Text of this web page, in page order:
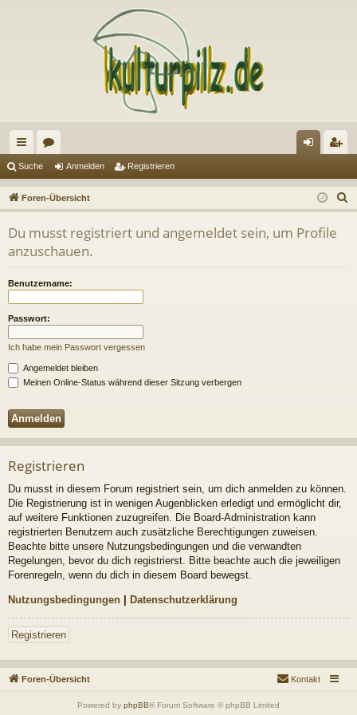
ch
ne
llz
ug
en m
el
de
ist
rie
re
Suche Anmelden Registrieren
Foren-Übersicht
u
Du musst registriert und angemeldet sein, um Profile
anzuschauen.
Benutzername:
Passwort:
Ich habe mein Passwort vergessen
Angemeldet bleiben
Meinen Online-Status während dieser Sitzung verbergen
Registrieren
Du musst in diesem Forum registriert sein, um dich anmelden zu können.
Die Registrierung ist in wenigen Augenblicken erledigt und ermöglicht dir,
auf weitere Funktionen zuzugreifen. Die Board-Administration kann
registrierten Benutzern auch zusätzliche Berechtigungen zuweisen.
Beachte bitte unsere Nutzungsbedingungen und die verwandten
Regelungen, bevor du dich registrierst. Bitte beachte auch die jeweiligen
Forenregeln, wenn du dich in diesem Board bewegst.
Nutzungsbedingungen | Datenschutzerklärung
Registrieren
Foren-Übersicht Kontakt
Powered by phpBB® Forum Software © phpBB Limited